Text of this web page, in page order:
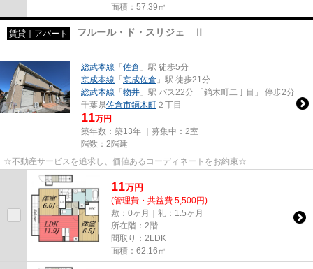
面積：57.39㎡
賃貸｜アパート フルール・ド・スリジェ Ⅱ
総武本線 「佐倉 」駅 徒歩5分
京成本線 「京成佐倉 」駅 徒歩21分
総武本線 「物井 」駅 バス22分 「鏑木町二丁目」 停歩2分
千葉県佐倉市鏑木町 ２丁目
11万円
築年数：築13年 ｜募集中： 2室
階数：2階建
☆不動産サービスを追求し、価値あるコーディネートをお約束☆
11万円
(管理費・共益費 5,500円)
敷：0ヶ月｜礼：1.5ヶ月
所在階：2階
間取り：2LDK
面積：62.16㎡